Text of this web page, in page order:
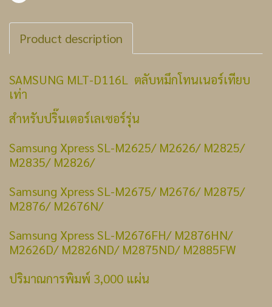
Product description
SAMSUNG MLT-D116L ตลับหมึกโทนเนอร์เทียบ
เท่า
สำหรับปริ๊นเตอร์เลเซอร์รุ่น
Samsung Xpress SL-M2625/ M2626/ M2825/
M2835/ M2826/
Samsung Xpress SL-M2675/ M2676/ M2875/
M2876/ M2676N/
Samsung Xpress SL-M2676FH/ M2876HN/
M2626D/ M2826ND/ M2875ND/ M2885FW
ปริมาณการพิมพ์ 3,000 แผ่น